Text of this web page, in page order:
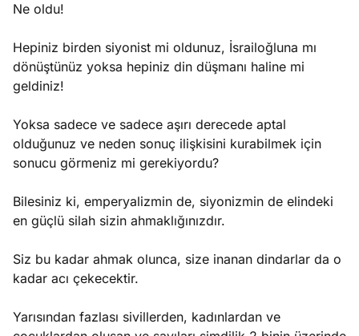
Ne oldu!
Hepiniz birden siyonist mi oldunuz, İsrailoğluna mı
dönüştünüz yoksa hepiniz din düşmanı haline mi
geldiniz!
Yoksa sadece ve sadece aşırı derecede aptal
olduğunuz ve neden sonuç ilişkisini kurabilmek için
sonucu görmeniz mi gerekiyordu?
Bilesiniz ki, emperyalizmin de, siyonizmin de elindeki
en güçlü silah sizin ahmaklığınızdır.
Siz bu kadar ahmak olunca, size inanan dindarlar da o
kadar acı çekecektir.
Yarısından fazlası sivillerden, kadınlardan ve